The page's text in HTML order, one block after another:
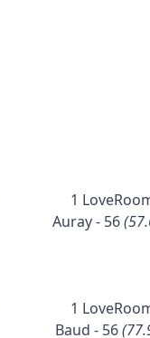
1
Auray - 56
1
Baud - 56